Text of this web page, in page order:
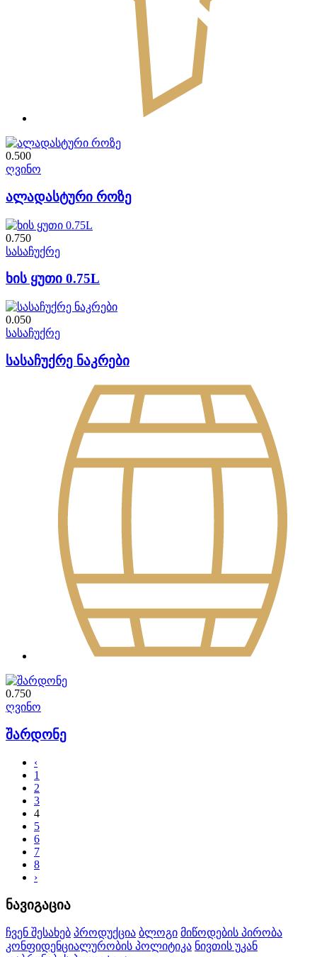
0.500
ღვინო
ალადასტური როზე
0.750
სასაჩუქრე
ხის ყუთი 0.75L
0.050
სასაჩუქრე
სასაჩუქრე ნაკრები
0.750
ღვინო
შარდონე
‹
1
2
3
4
5
6
7
8
›
ნავიგაცია
ჩვენ შესახებ პროდუქცია ბლოგი მიწოდების პირობა
კონფიდენციალურობის პოლიტიკა ნივთის უკან